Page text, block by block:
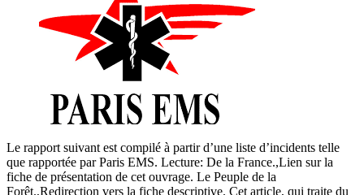
Cedeao promet
de
s’opposer
aux
coups
d’État militaires
#France »
Le rapport suivant est compilé à partir d’une liste d’incidents telle
que rapportée par Paris EMS. Lecture: De la France.,Lien sur la
fiche de présentation de cet ouvrage. Le Peuple de la
Forêt.,Redirection vers la fiche descriptive. Cet article, qui traite du